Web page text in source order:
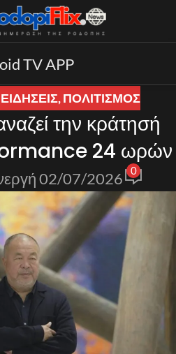
TV APP
,ΠΟΛΙΤΙΣΜΟΣ
την κράτησή
24 ωρών
02/07/2026 0